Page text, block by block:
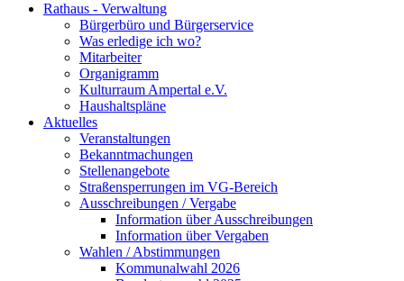
Rathaus - Verwaltung
Bürgerbüro und Bürgerservice
Was erledige ich wo?
Mitarbeiter
Organigramm
Kulturraum Ampertal e.V.
Haushaltspläne
Aktuelles
Veranstaltungen
Bekanntmachungen
Stellenangebote
Straßensperrungen im VG-Bereich
Ausschreibungen / Vergabe
Information über Ausschreibungen
Information über Vergaben
Wahlen / Abstimmungen
Kommunalwahl 2026